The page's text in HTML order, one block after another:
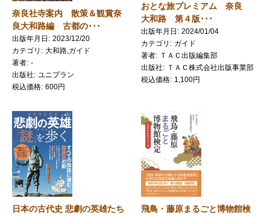
奈良社寺案内 散策＆観賞奈
良大和路編 古都の･･･
出版年月日
2023/12/20
カテゴリ
大和路,ガイド
著者 -
出版社
ユニプラン
税込価格 600円
おとな旅プレミアム 奈良
大和路 第４版･･･
出版年月日
2024/01/04
カテゴリ
ガイド
著者
ＴＡＣ出版編集部
出版社
ＴＡＣ株式会社出版事業部
税込価格
1,100円
日本の古代史 悲劇の英雄たち
飛鳥・藤原まるごと博物館検